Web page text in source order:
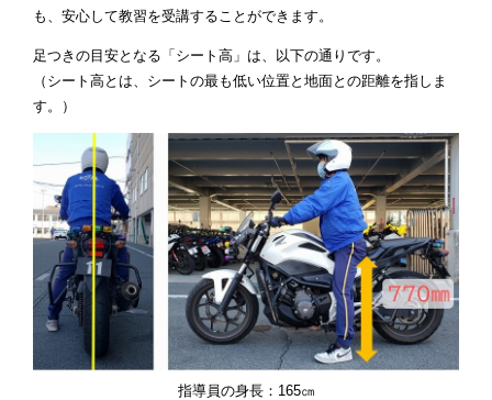
も、安心して教習を受講することができます。
足つきの目安となる「シート高」は、以下の通りです。
（シート高とは、シートの最も低い位置と地面との距離を指しま
す。）
指導員の身長：165㎝